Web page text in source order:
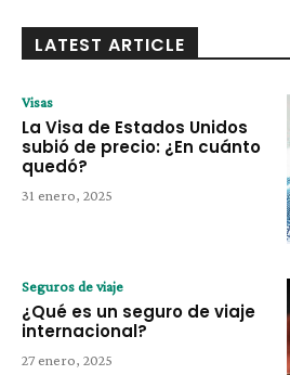
LATEST ARTICLE
Visas
La Visa de Estados Unidos
subió de precio: ¿En cuánto
quedó?
31 enero, 2025
Seguros de viaje
¿Qué es un seguro de viaje
internacional?
27 enero, 2025